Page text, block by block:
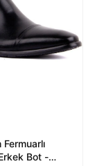
Bot -